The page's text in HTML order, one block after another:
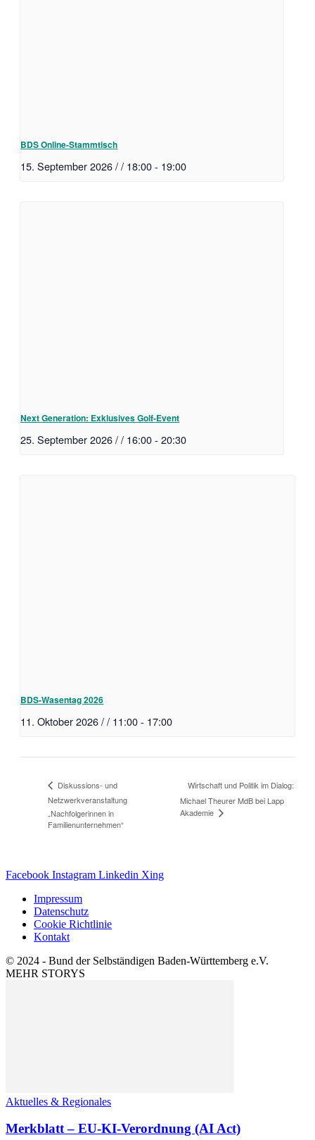
BDS Online-Stammtisch
15. September 2026 / / 18:00- 19:00
Next Generation: Exklusives Golf-Event
25. September 2026 / / 16:00- 20:30
BDS-Wasentag 2026
11. Oktober 2026 / / 11:00- 17:00
Diskussions- und
Netzwerkveranstaltung
„Nachfolgerinnen in
Familienunternehmen“
Wirtschaft und Politik im Dialog:
Michael Theurer MdB bei Lapp
Akademie
Facebook Instagram Linkedin Xing
Impressum
Datenschutz
Cookie Richtlinie
Kontakt
© 2024 - Bund der Selbständigen Baden-Württemberg e.V.
MEHR STORYS
Aktuelles & Regionales
Merkblatt – EU-KI-Verordnung (AI Act)